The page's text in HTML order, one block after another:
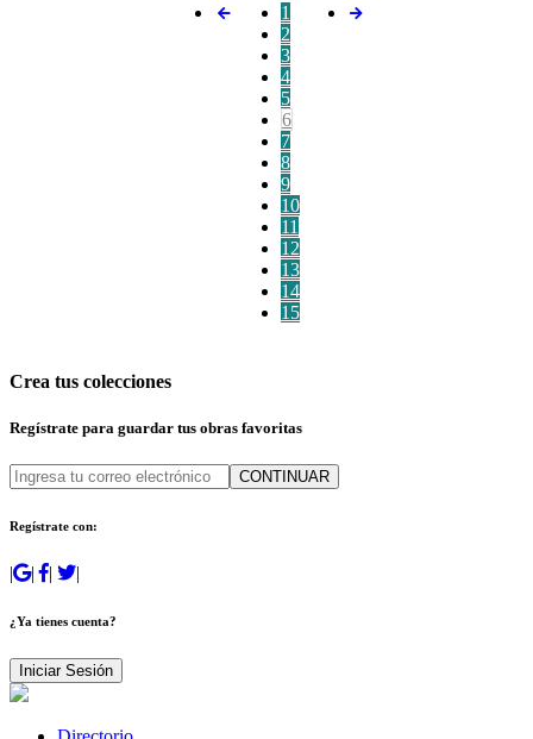
1
2
3
4
5
6
7
8
9
10
11
12
13
14
15
Crea tus colecciones
Regístrate para guardar tus obras favoritas
CONTINUAR
Regístrate con:
| | | |
¿Ya tienes cuenta?
Iniciar Sesión